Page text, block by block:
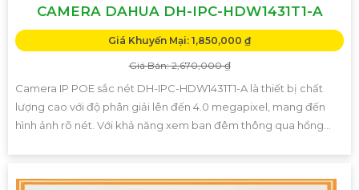
CAMERA DAHUA DH-IPC-HDW1431T1-A
Giá Khuyến Mại: 1,850,000 ₫
Giá Bán: 2,670,000 ₫
Camera IP POE sắc nét DH-IPC-HDW1431T1-A là thiết bị chất
lượng cao với độ phân giải lên đến 4.0 megapixel, mang đến
hình ảnh rõ nét. Với khả năng xem ban đêm thông qua hồng...